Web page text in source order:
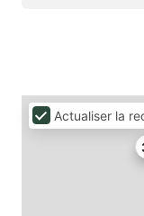
Actualiser la